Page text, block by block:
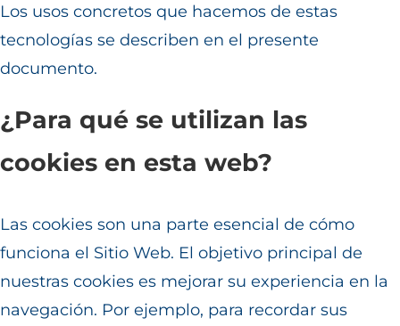
Los usos concretos que hacemos de estas
tecnologías se describen en el presente
documento.
¿Para qué se utilizan las
cookies en esta web?
Las cookies son una parte esencial de cómo
funciona el Sitio Web. El objetivo principal de
nuestras cookies es mejorar su experiencia en la
navegación. Por ejemplo, para recordar sus